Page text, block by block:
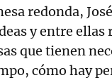
redonda,
y entre
que tienen
cómo hay